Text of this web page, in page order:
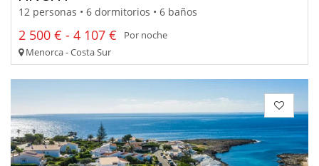
12 personas • 6 dormitorios • 6 baños
2 500 € - 4 107 €
Por noche
Menorca - Costa Sur